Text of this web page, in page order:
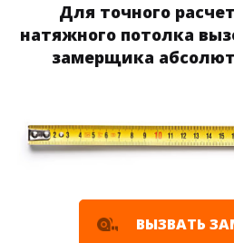
Для точного
натяжного потолка
замерщика
ВЫЗВАТЬ